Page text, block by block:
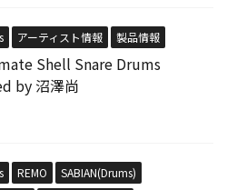
アーティスト情報 製品情報
Shell Snare Drums
by 沼澤尚
REMO
SABIAN(Drums)